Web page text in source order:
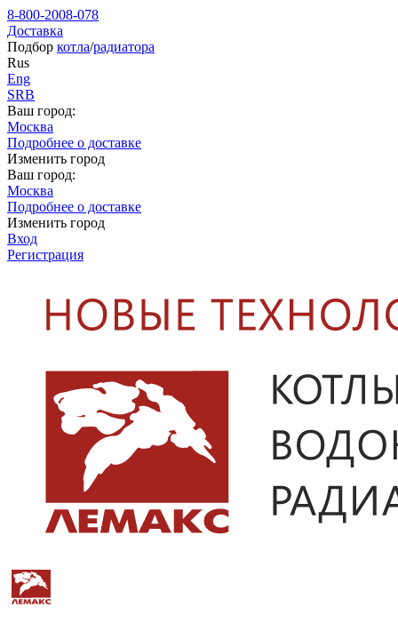
8-800-2008-078
Доставка
Подбор котла/радиатора
Rus
Eng
SRB
Ваш город:
Москва
Подробнее о доставке
Изменить город
Ваш город:
Москва
Подробнее о доставке
Изменить город
Вход
Регистрация